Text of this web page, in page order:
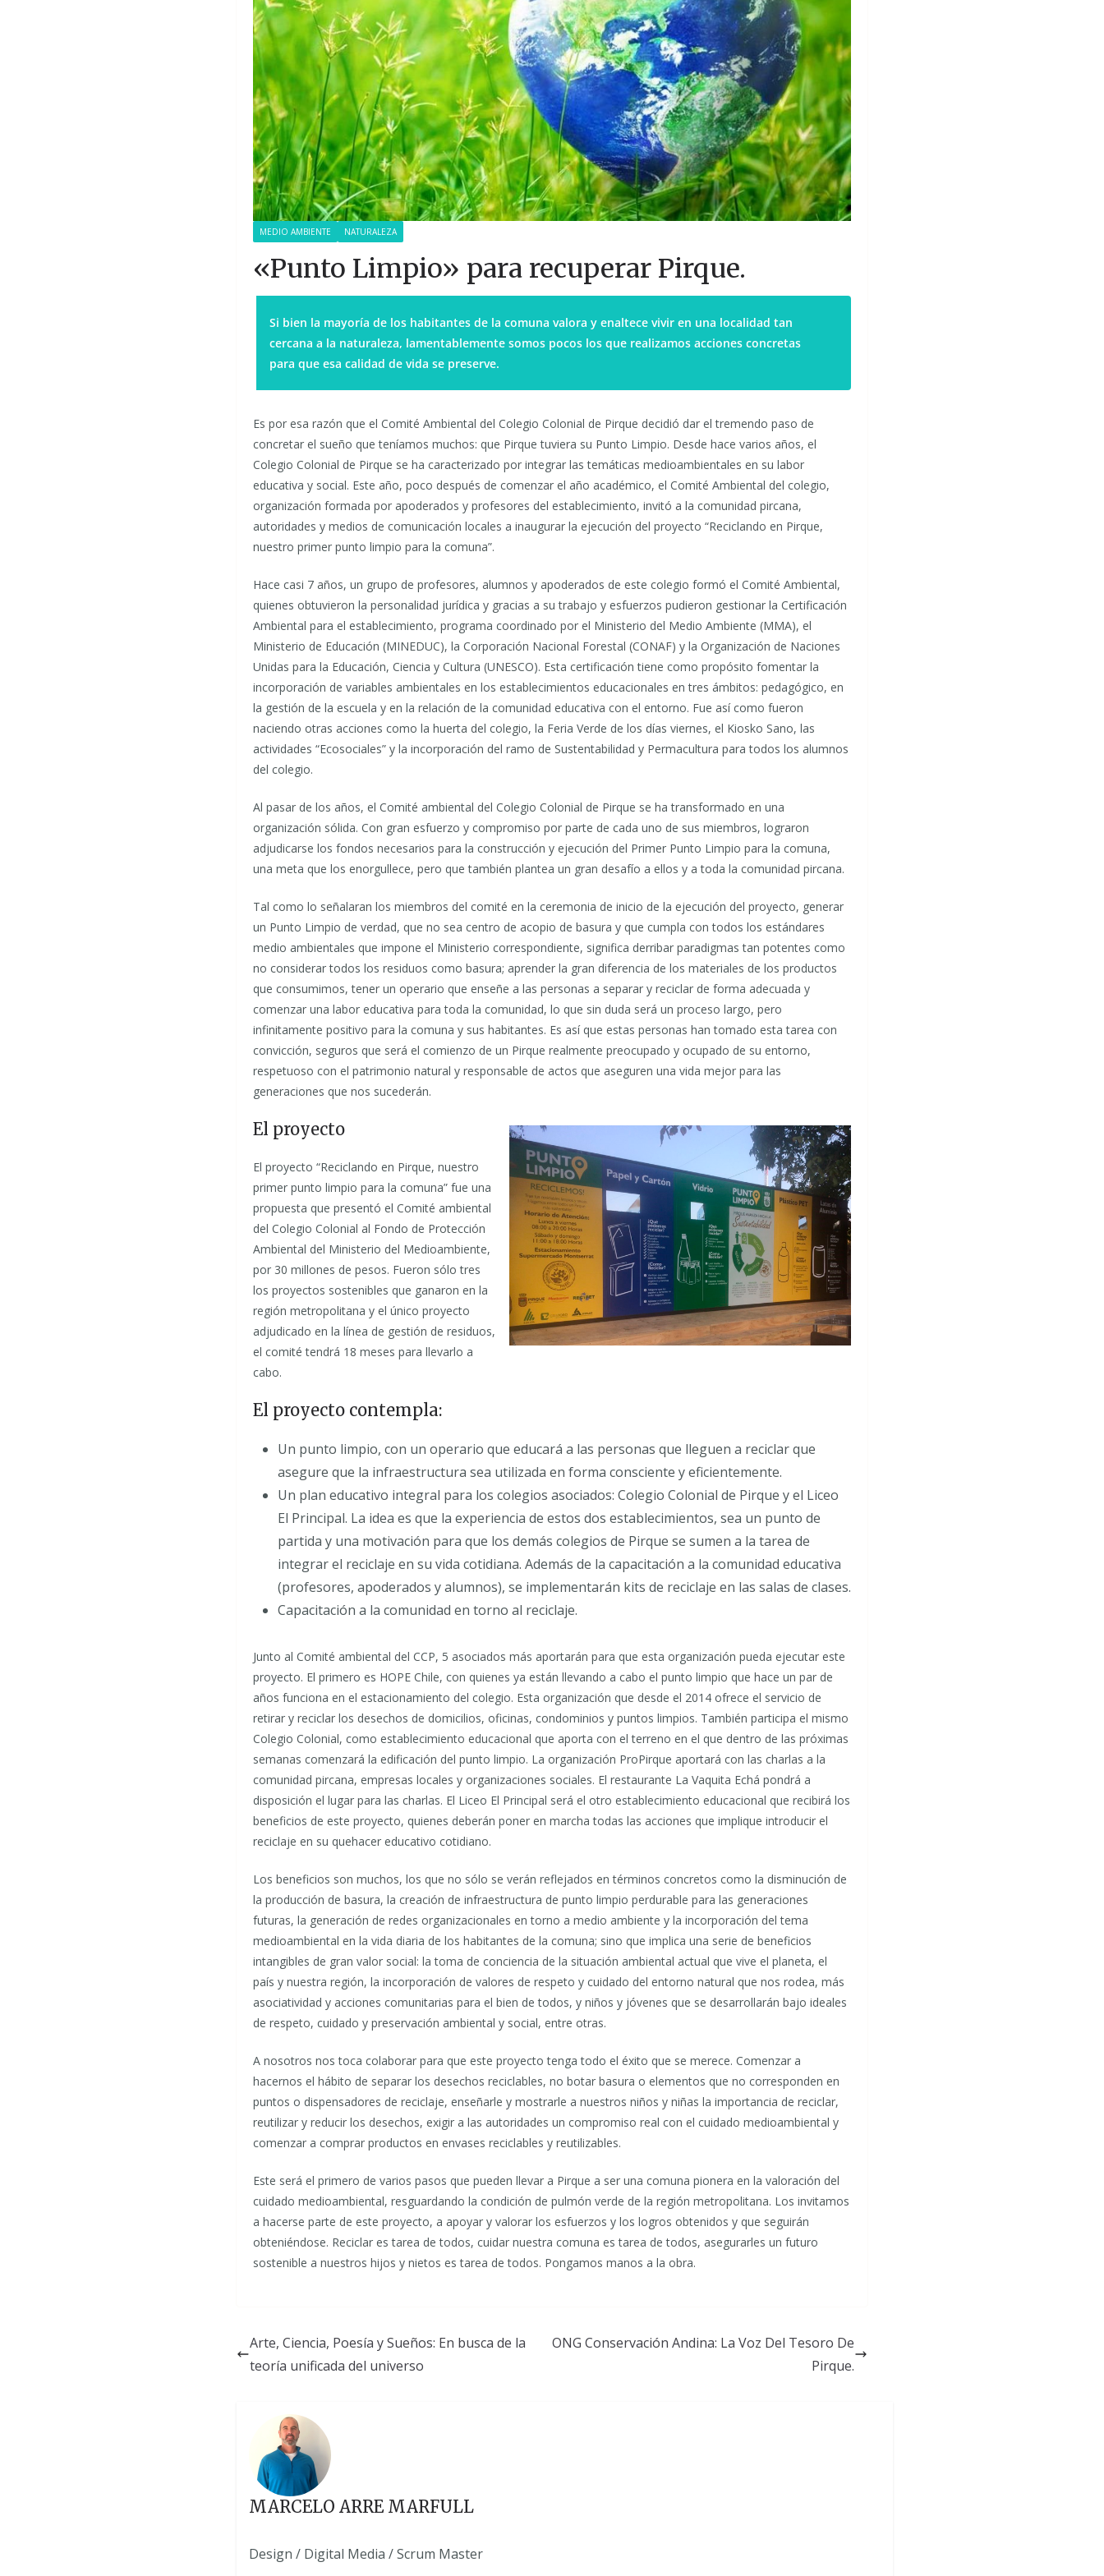
MEDIO AMBIENTE NATURALEZA
«Punto Limpio» para recuperar Pirque.
Si bien la mayoría de los habitantes de la comuna valora y enaltece vivir en una localidad tan
cercana a la naturaleza, lamentablemente somos pocos los que realizamos acciones concretas
para que esa calidad de vida se preserve.
Es por esa razón que el Comité Ambiental del Colegio Colonial de Pirque decidió dar el tremendo paso de
concretar el sueño que teníamos muchos: que Pirque tuviera su Punto Limpio. Desde hace varios años, el
Colegio Colonial de Pirque se ha caracterizado por integrar las temáticas medioambientales en su labor
educativa y social. Este año, poco después de comenzar el año académico, el Comité Ambiental del colegio,
organización formada por apoderados y profesores del establecimiento, invitó a la comunidad pircana,
autoridades y medios de comunicación locales a inaugurar la ejecución del proyecto “Reciclando en Pirque,
nuestro primer punto limpio para la comuna”.
Hace casi 7 años, un grupo de profesores, alumnos y apoderados de este colegio formó el Comité Ambiental,
quienes obtuvieron la personalidad jurídica y gracias a su trabajo y esfuerzos pudieron gestionar la Certificación
Ambiental para el establecimiento, programa coordinado por el Ministerio del Medio Ambiente (MMA), el
Ministerio de Educación (MINEDUC), la Corporación Nacional Forestal (CONAF) y la Organización de Naciones
Unidas para la Educación, Ciencia y Cultura (UNESCO). Esta certificación tiene como propósito fomentar la
incorporación de variables ambientales en los establecimientos educacionales en tres ámbitos: pedagógico, en
la gestión de la escuela y en la relación de la comunidad educativa con el entorno. Fue así como fueron
naciendo otras acciones como la huerta del colegio, la Feria Verde de los días viernes, el Kiosko Sano, las
actividades “Ecosociales” y la incorporación del ramo de Sustentabilidad y Permacultura para todos los alumnos
del colegio.
Al pasar de los años, el Comité ambiental del Colegio Colonial de Pirque se ha transformado en una
organización sólida. Con gran esfuerzo y compromiso por parte de cada uno de sus miembros, lograron
adjudicarse los fondos necesarios para la construcción y ejecución del Primer Punto Limpio para la comuna,
una meta que los enorgullece, pero que también plantea un gran desafío a ellos y a toda la comunidad pircana.
Tal como lo señalaran los miembros del comité en la ceremonia de inicio de la ejecución del proyecto, generar
un Punto Limpio de verdad, que no sea centro de acopio de basura y que cumpla con todos los estándares
medio ambientales que impone el Ministerio correspondiente, significa derribar paradigmas tan potentes como
no considerar todos los residuos como basura; aprender la gran diferencia de los materiales de los productos
que consumimos, tener un operario que enseñe a las personas a separar y reciclar de forma adecuada y
comenzar una labor educativa para toda la comunidad, lo que sin duda será un proceso largo, pero
infinitamente positivo para la comuna y sus habitantes. Es así que estas personas han tomado esta tarea con
convicción, seguros que será el comienzo de un Pirque realmente preocupado y ocupado de su entorno,
respetuoso con el patrimonio natural y responsable de actos que aseguren una vida mejor para las
generaciones que nos sucederán.
El proyecto
El proyecto “Reciclando en Pirque, nuestro
primer punto limpio para la comuna” fue una
propuesta que presentó el Comité ambiental
del Colegio Colonial al Fondo de Protección
Ambiental del Ministerio del Medioambiente,
por 30 millones de pesos. Fueron sólo tres
los proyectos sostenibles que ganaron en la
región metropolitana y el único proyecto
adjudicado en la línea de gestión de residuos,
el comité tendrá 18 meses para llevarlo a
cabo.
El proyecto contempla:
Un punto limpio, con un operario que educará a las personas que lleguen a reciclar que
asegure que la infraestructura sea utilizada en forma consciente y eficientemente.
Un plan educativo integral para los colegios asociados: Colegio Colonial de Pirque y el Liceo
El Principal. La idea es que la experiencia de estos dos establecimientos, sea un punto de
partida y una motivación para que los demás colegios de Pirque se sumen a la tarea de
integrar el reciclaje en su vida cotidiana. Además de la capacitación a la comunidad educativa
(profesores, apoderados y alumnos), se implementarán kits de reciclaje en las salas de clases.
Capacitación a la comunidad en torno al reciclaje.
Junto al Comité ambiental del CCP, 5 asociados más aportarán para que esta organización pueda ejecutar este
proyecto. El primero es HOPE Chile, con quienes ya están llevando a cabo el punto limpio que hace un par de
años funciona en el estacionamiento del colegio. Esta organización que desde el 2014 ofrece el servicio de
retirar y reciclar los desechos de domicilios, oficinas, condominios y puntos limpios. También participa el mismo
Colegio Colonial, como establecimiento educacional que aporta con el terreno en el que dentro de las próximas
semanas comenzará la edificación del punto limpio. La organización ProPirque aportará con las charlas a la
comunidad pircana, empresas locales y organizaciones sociales. El restaurante La Vaquita Echá pondrá a
disposición el lugar para las charlas. El Liceo El Principal será el otro establecimiento educacional que recibirá los
beneficios de este proyecto, quienes deberán poner en marcha todas las acciones que implique introducir el
reciclaje en su quehacer educativo cotidiano.
Los beneficios son muchos, los que no sólo se verán reflejados en términos concretos como la disminución de
la producción de basura, la creación de infraestructura de punto limpio perdurable para las generaciones
futuras, la generación de redes organizacionales en torno a medio ambiente y la incorporación del tema
medioambiental en la vida diaria de los habitantes de la comuna; sino que implica una serie de beneficios
intangibles de gran valor social: la toma de conciencia de la situación ambiental actual que vive el planeta, el
país y nuestra región, la incorporación de valores de respeto y cuidado del entorno natural que nos rodea, más
asociatividad y acciones comunitarias para el bien de todos, y niños y jóvenes que se desarrollarán bajo ideales
de respeto, cuidado y preservación ambiental y social, entre otras.
A nosotros nos toca colaborar para que este proyecto tenga todo el éxito que se merece. Comenzar a
hacernos el hábito de separar los desechos reciclables, no botar basura o elementos que no corresponden en
puntos o dispensadores de reciclaje, enseñarle y mostrarle a nuestros niños y niñas la importancia de reciclar,
reutilizar y reducir los desechos, exigir a las autoridades un compromiso real con el cuidado medioambiental y
comenzar a comprar productos en envases reciclables y reutilizables.
Este será el primero de varios pasos que pueden llevar a Pirque a ser una comuna pionera en la valoración del
cuidado medioambiental, resguardando la condición de pulmón verde de la región metropolitana. Los invitamos
a hacerse parte de este proyecto, a apoyar y valorar los esfuerzos y los logros obtenidos y que seguirán
obteniéndose. Reciclar es tarea de todos, cuidar nuestra comuna es tarea de todos, asegurarles un futuro
sostenible a nuestros hijos y nietos es tarea de todos. Pongamos manos a la obra.
Arte, Ciencia, Poesía y Sueños: En busca de la
teoría unificada del universo
ONG Conservación Andina: La Voz Del Tesoro De
Pirque.
MARCELO ARRE MARFULL
Design / Digital Media / Scrum Master